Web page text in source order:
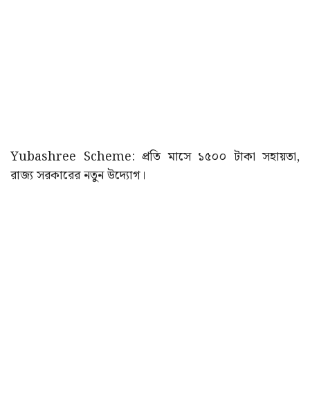
Yubashree Scheme: প্রতি মাসে ১৫০০ টাকা সহায়তা,
রাজ্য সরকারের নতুন উদ্যোগ।